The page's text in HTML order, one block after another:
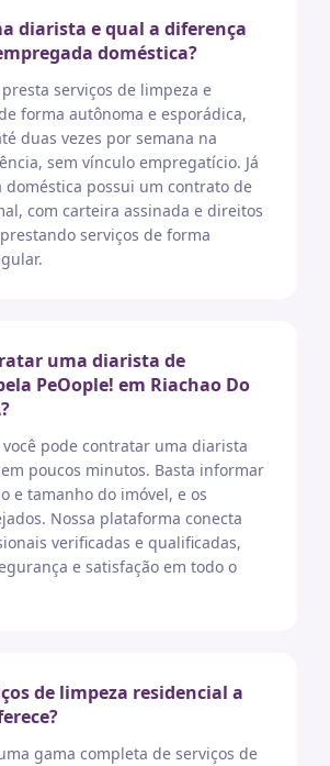
diarista e qual a diferença
doméstica?
serviços de limpeza e
forma autônoma e esporádica,
duas vezes por semana na
sem vínculo empregatício. Já
doméstica possui um contrato de
com carteira assinada e direitos
serviços de forma
uma diarista de
PeOople! em Riachao Do
você pode contratar uma diarista
poucos minutos. Basta informar
e tamanho do imóvel, e os
Nossa plataforma conecta
verificadas e qualificadas,
e satisfação em todo o
de limpeza residencial a
gama completa de serviços de